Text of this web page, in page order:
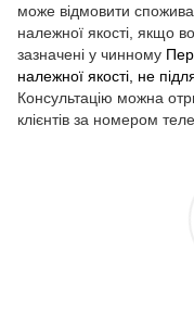
може відмовити
належної якості, якщо
зазначені у чинному
належної якості, не
Консультацію можна
клієнтів за номером